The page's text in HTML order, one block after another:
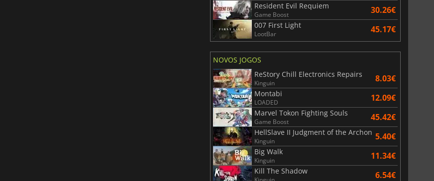
Resident Evil Requiem
Game Boost 30.26€
007 First Light
LootBar 45.17€
NOVOS JOGOS
ReStory Chill Electronics Repairs
Kinguin 8.03€
Montabi
LOADED 12.09€
Marvel Tokon Fighting Souls
Game Boost 45.42€
HellSlave II Judgment of the Archon
Kinguin 5.40€
Big Walk
Kinguin 11.34€
Kill The Shadow 6.54€